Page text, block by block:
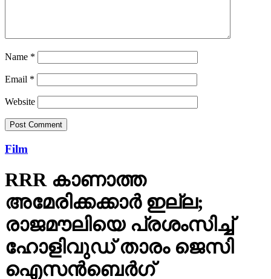
Name *
Email *
Website
Film
RRR കാണാത്ത
അമേരിക്കക്കാര്‍ ഇല്ല;
രാജമൗലിയെ പ്രശംസിച്ച്
ഹോളിവുഡ് താരം ജെസി
ഐസന്‍ബെര്‍ഗ്